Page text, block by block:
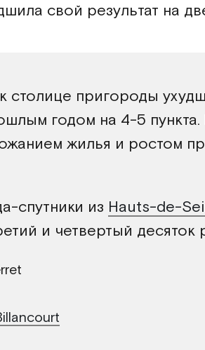
свой результат на
столице пригороды
годом на 4-5
жилья и ростом
спутники из Hauts-de-
и четвертый десяток